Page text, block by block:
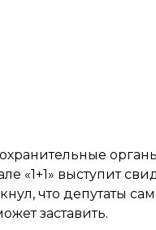
«1+1» выступит
что депутаты
заставить.